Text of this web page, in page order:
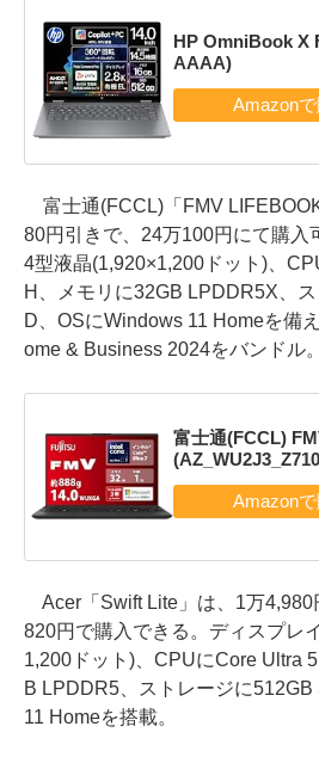
HP OmniBook X
AAAA)
富士通(FCCL)「FMV
80円引きで、24万100円にて購入
4型液晶(1,920×1,200ドット)、
H、メモリに32GB LPDDR5X、
D、OSにWindows 11 Homeを備
ome & Business 2024をバンドル
富士通(FCCL)
Acer「Swift Lite」は、1万4,980
820円で購入できる。ディスプレ
1,200ドット)、CPUにCore Ultra
B LPDDR5、ストレージに
11 Homeを搭載。